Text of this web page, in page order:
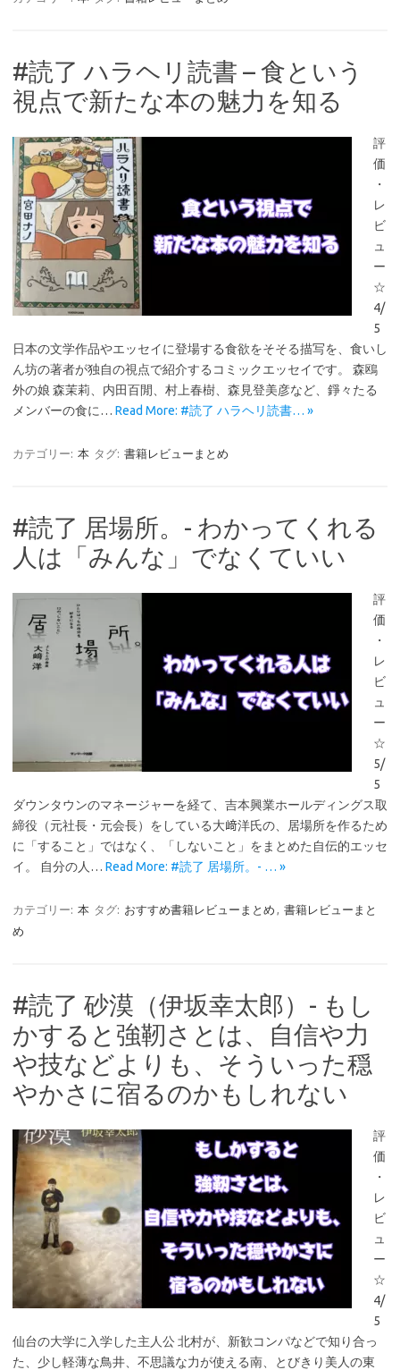
#読了 ハラヘリ読書 – 食という
視点で新たな本の魅力を知る
評
価
・
レ
ビ
ュ
ー
☆
4/
5
日本の文学作品やエッセイに登場する食欲をそそる描写を、食いし
ん坊の著者が独自の視点で紹介するコミックエッセイです。 森鴎
外の娘 森茉莉、内田百閒、村上春樹、森見登美彦など、錚々たる
メンバーの食に… Read More: #読了 ハラヘリ読書… »
カテゴリー: 本 タグ: 書籍レビューまとめ
#読了 居場所。- わかってくれる
人は「みんな」でなくていい
評
価
・
レ
ビ
ュ
ー
☆
5/
5
ダウンタウンのマネージャーを経て、吉本興業ホールディングス取
締役（元社長・元会長）をしている大﨑洋氏の、居場所を作るため
に「すること」ではなく、「しないこと」をまとめた自伝的エッセ
イ。 自分の人… Read More: #読了 居場所。- … »
カテゴリー: 本 タグ: おすすめ書籍レビューまとめ , 書籍レビューまと
め
#読了 砂漠（伊坂幸太郎）- もし
かすると強靭さとは、自信や力
や技などよりも、そういった穏
やかさに宿るのかもしれない
評
価
・
レ
ビ
ュ
ー
☆
4/
5
仙台の大学に入学した主人公 北村が、新歓コンパなどで知り合っ
た、少し軽薄な鳥井、不思議な力が使える南、とびきり美人の東